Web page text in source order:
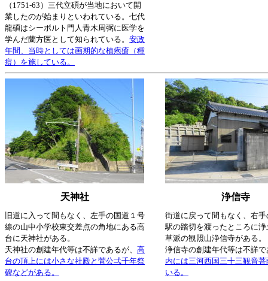
（1751-63）三代立碩が当地において開
業したのが始まりといわれている。七代
龍碩はシーボルト門人青木周弼に医学を
学んだ蘭方医として知られている。 安政
年間、当時としては画期的な植疱瘡（種
痘）を施している。
天神社 浄信寺
旧道に入って間もなく、左手の国道１号
線の山中小学校東交差点の角地にある高
台に天神社がある。
天神社の創建年代等は不詳であるが、 高
台の頂上には小さな社殿と菅公弌千年祭
碑などがある。
街道に戻って間もなく、右
駅の踏切を渡ったところに
草派の観照山浄信寺がある。
浄信寺の創建年代等は不詳
内には三河西国三十三観音
いる。